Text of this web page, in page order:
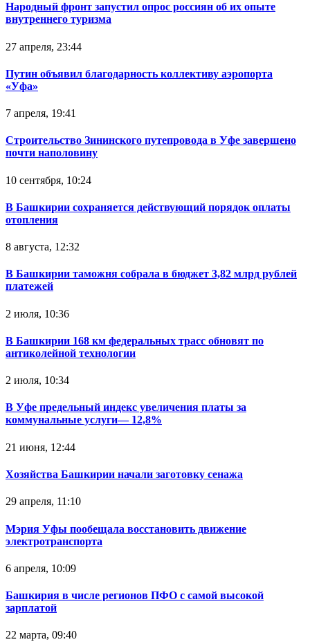
Народный фронт запустил опрос россиян об их опыте
внутреннего туризма
27 апреля, 23:44
Путин объявил благодарность коллективу аэропорта
«Уфа»
7 апреля, 19:41
Строительство Зининского путепровода в Уфе завершено
почти наполовину
10 сентября, 10:24
В Башкирии сохраняется действующий порядок оплаты
отопления
8 августа, 12:32
В Башкирии таможня собрала в бюджет 3,82 млрд рублей
платежей
2 июля, 10:36
В Башкирии 168 км федеральных трасс обновят по
антиколейной технологии
2 июля, 10:34
В Уфе предельный индекс увеличения платы за
коммунальные услуги— 12,8%
21 июня, 12:44
Хозяйства Башкирии начали заготовку сенажа
29 апреля, 11:10
Мэрия Уфы пообещала восстановить движение
электротранспорта
6 апреля, 10:09
Башкирия в числе регионов ПФО с самой высокой
зарплатой
22 марта, 09:40